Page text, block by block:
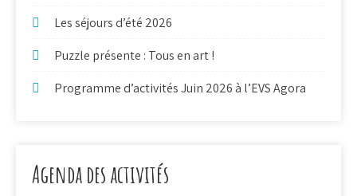
Les séjours d’été 2026
Puzzle présente : Tous en art !
Programme d’activités Juin 2026 à l’EVS Agora
Agenda des activités